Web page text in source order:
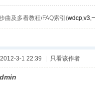
曲及多看教程/FAQ索引(wdcp,v3,
3-1 22:39 只看该作者